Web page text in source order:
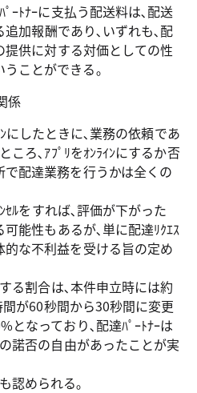
ｰﾄﾅｰに支払う配送料は､配送
追加報酬であり､いずれも､配
提供に対する対価としての性
ことができる｡
係
にしたときに､業務の依頼であ
ころ､ｱﾌﾟﾘをｵﾝﾗｲﾝにするか否
配達業務を行うかは全くの
ｾﾙをすれば､評価が下がった
可能性もあるが､単に配達ﾘｸｴｽ
な不利益を受ける旨の定め
る割合は､本件申立時には約
が60秒間から30秒間に変更
となっており､配達ﾊﾟｰﾄﾅｰは
諾否の自由があったことが実
認められる｡